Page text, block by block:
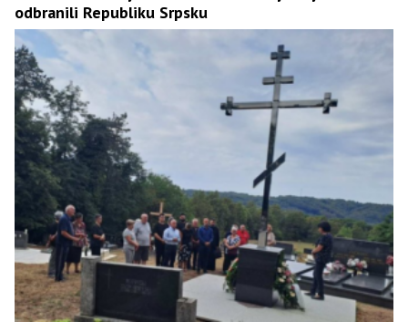
odbranili Republiku Srpsku